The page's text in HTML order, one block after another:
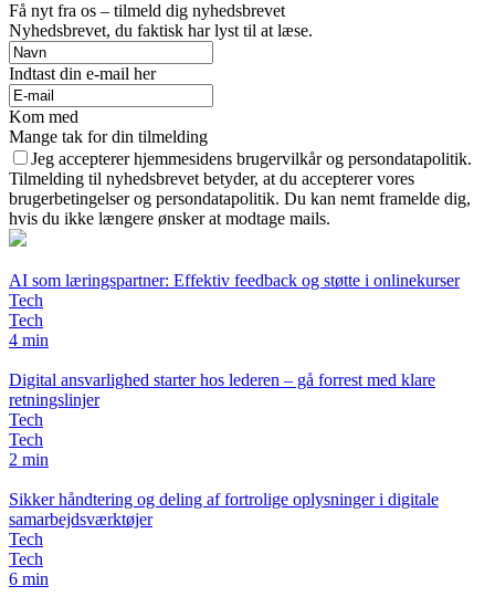
Få nyt fra os – tilmeld dig nyhedsbrevet
Nyhedsbrevet, du faktisk har lyst til at læse.
Indtast din e-mail her
Kom med
Mange tak for din tilmelding
Jeg accepterer hjemmesidens brugervilkår og persondatapolitik.
Tilmelding til nyhedsbrevet betyder, at du accepterer vores
brugerbetingelser og persondatapolitik. Du kan nemt framelde dig,
hvis du ikke længere ønsker at modtage mails.
AI som læringspartner: Effektiv feedback og støtte i onlinekurser
Tech
Tech
4 min
Digital ansvarlighed starter hos lederen – gå forrest med klare
retningslinjer
Tech
Tech
2 min
Sikker håndtering og deling af fortrolige oplysninger i digitale
samarbejdsværktøjer
Tech
Tech
6 min